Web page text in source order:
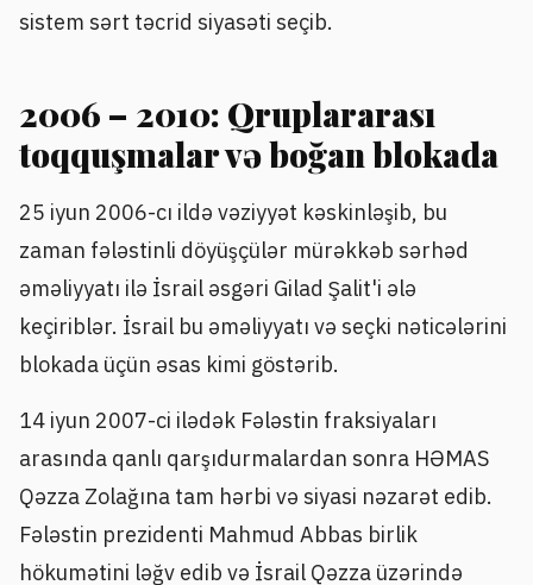
sistem sərt təcrid siyasəti seçib.
2006 – 2010: Qruplararası
toqquşmalar və boğan blokada
25 iyun 2006-cı ildə vəziyyət kəskinləşib, bu
zaman fələstinli döyüşçülər mürəkkəb sərhəd
əməliyyatı ilə İsrail əsgəri Gilad Şalit'i ələ
keçiriblər. İsrail bu əməliyyatı və seçki nəticələrini
blokada üçün əsas kimi göstərib.
14 iyun 2007-ci ilədək Fələstin fraksiyaları
arasında qanlı qarşıdurmalardan sonra HƏMAS
Qəzza Zolağına tam hərbi və siyasi nəzarət edib.
Fələstin prezidenti Mahmud Abbas birlik
hökumətini ləğv edib və İsrail Qəzza üzərində